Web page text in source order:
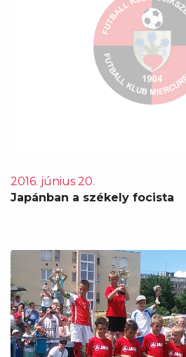
2016. június 20.
Japánban a székely focista